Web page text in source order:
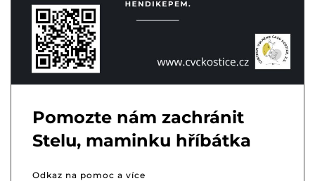
Pomozte nám zachránit
Stelu, maminku hříbátka
Odkaz na pomoc a více